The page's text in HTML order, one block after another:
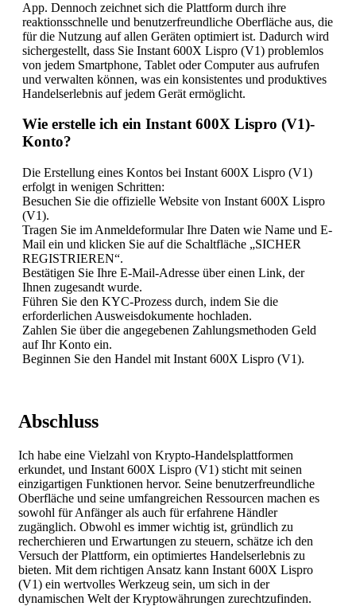
App. Dennoch zeichnet sich die Plattform durch ihre
reaktionsschnelle und benutzerfreundliche Oberfläche aus, die
für die Nutzung auf allen Geräten optimiert ist. Dadurch wird
sichergestellt, dass Sie Instant 600X Lispro (V1) problemlos
von jedem Smartphone, Tablet oder Computer aus aufrufen
und verwalten können, was ein konsistentes und produktives
Handelserlebnis auf jedem Gerät ermöglicht.
Wie erstelle ich ein Instant 600X Lispro (V1)-
Konto?
Die Erstellung eines Kontos bei Instant 600X Lispro (V1)
erfolgt in wenigen Schritten:
Besuchen Sie die offizielle Website von Instant 600X Lispro
(V1).
Tragen Sie im Anmeldeformular Ihre Daten wie Name und E-
Mail ein und klicken Sie auf die Schaltfläche „SICHER
REGISTRIEREN“.
Bestätigen Sie Ihre E-Mail-Adresse über einen Link, der
Ihnen zugesandt wurde.
Führen Sie den KYC-Prozess durch, indem Sie die
erforderlichen Ausweisdokumente hochladen.
Zahlen Sie über die angegebenen Zahlungsmethoden Geld
auf Ihr Konto ein.
Beginnen Sie den Handel mit Instant 600X Lispro (V1).
Abschluss
Ich habe eine Vielzahl von Krypto-Handelsplattformen
erkundet, und Instant 600X Lispro (V1) sticht mit seinen
einzigartigen Funktionen hervor. Seine benutzerfreundliche
Oberfläche und seine umfangreichen Ressourcen machen es
sowohl für Anfänger als auch für erfahrene Händler
zugänglich. Obwohl es immer wichtig ist, gründlich zu
recherchieren und Erwartungen zu steuern, schätze ich den
Versuch der Plattform, ein optimiertes Handelserlebnis zu
bieten. Mit dem richtigen Ansatz kann Instant 600X Lispro
(V1) ein wertvolles Werkzeug sein, um sich in der
dynamischen Welt der Kryptowährungen zurechtzufinden.